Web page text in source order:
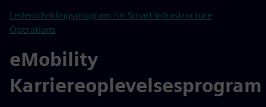
Lederudviklingsprogram for Smart Infrastructure
Operations
eMobility
Karriereoplevelsesprogram